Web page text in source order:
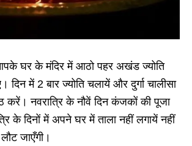
घर के मंदिर में आठो पहर अखंड ज्योति
दिन में 2 बार ज्योति चलायें और दुर्गा चालीसा
करें। नवरात्रि के नौवें दिन कंजकों की पूजा
के दिनों में अपने घर में ताला नहीं लगायें नहीं
जाएँगी।